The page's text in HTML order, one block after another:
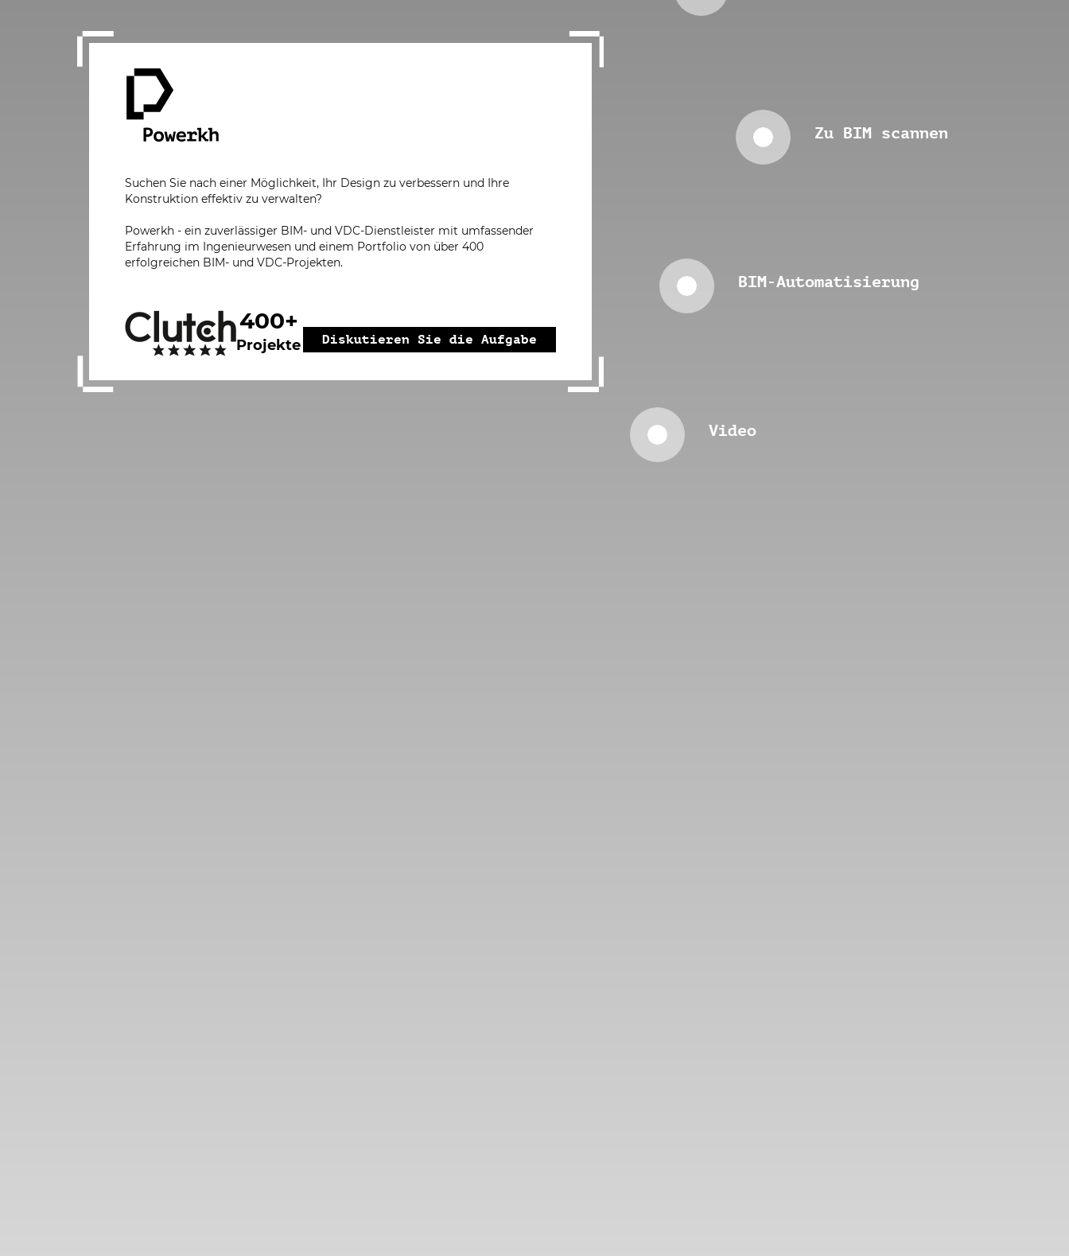
Suchen Sie nach einer Möglichkeit, Ihr Design zu verbessern und Ihre
Konstruktion effektiv zu verwalten?
Powerkh - ein zuverlässiger BIM- und VDC-Dienstleister mit umfassender
Erfahrung im Ingenieurwesen und einem Portfolio von über 400
erfolgreichen BIM- und VDC-Projekten.
400+
Projekte Diskutieren Sie die Aufgabe
Zu BIM scannen
BIM-Automatisierung
Video